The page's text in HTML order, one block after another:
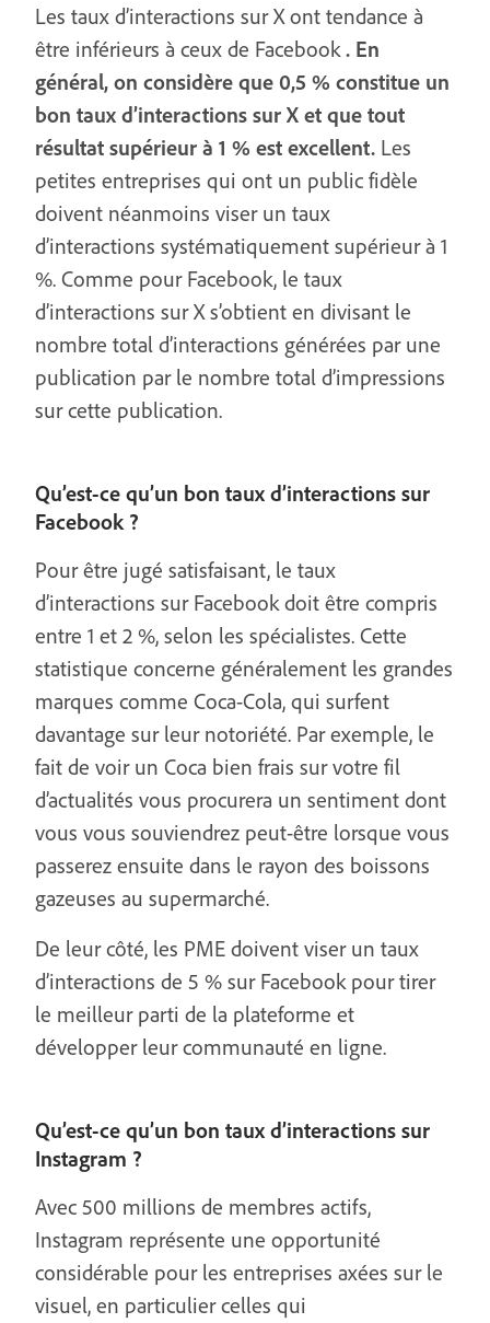
Les taux d’interactions sur X ont tendance à
être inférieurs à ceux de Facebook . En
général, on considère que 0,5 % constitue un
bon taux d’interactions sur X et que tout
résultat supérieur à 1 % est excellent. Les
petites entreprises qui ont un public fidèle
doivent néanmoins viser un taux
d’interactions systématiquement supérieur à 1
%. Comme pour Facebook, le taux
d’interactions sur X s’obtient en divisant le
nombre total d’interactions générées par une
publication par le nombre total d’impressions
sur cette publication.
Qu’est-ce qu’un bon taux d’interactions sur
Facebook ?
Pour être jugé satisfaisant, le taux
d’interactions sur Facebook doit être compris
entre 1 et 2 %, selon les spécialistes. Cette
statistique concerne généralement les grandes
marques comme Coca-Cola, qui surfent
davantage sur leur notoriété. Par exemple, le
fait de voir un Coca bien frais sur votre fil
d’actualités vous procurera un sentiment dont
vous vous souviendrez peut-être lorsque vous
passerez ensuite dans le rayon des boissons
gazeuses au supermarché.
De leur côté, les PME doivent viser un taux
d’interactions de 5 % sur Facebook pour tirer
le meilleur parti de la plateforme et
développer leur communauté en ligne.
Qu’est-ce qu’un bon taux d’interactions sur
Instagram ?
Avec 500 millions de membres actifs,
Instagram représente une opportunité
considérable pour les entreprises axées sur le
visuel, en particulier celles qui